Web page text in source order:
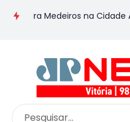
na Cidade Alta, em